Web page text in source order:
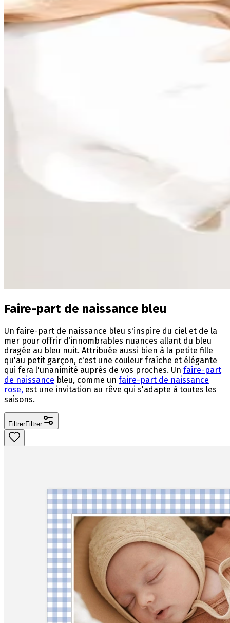
Faire-part de naissance bleu
Un faire-part de naissance bleu s'inspire du ciel et de la
mer pour offrir d’innombrables nuances allant du bleu
dragée au bleu nuit. Attribuée aussi bien à la petite fille
qu'au petit garçon, c'est une couleur fraîche et élégante
qui fera l'unanimité auprès de vos proches. Un faire-part
de naissance bleu, comme un faire-part de naissance
rose, est une invitation au rêve qui s'adapte à toutes les
saisons.
FiltrerFiltrer